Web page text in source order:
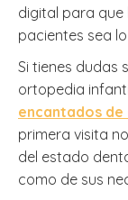
digital para que
pacientes sea
Si tienes dudas
ortopedia
encantados
primera visita
del estado
como de sus